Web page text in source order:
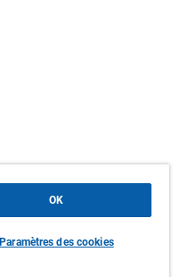
OK
Paramètres des cookies